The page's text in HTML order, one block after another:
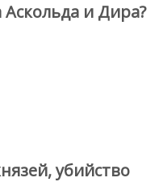
Аскольда и Дира?
убийство